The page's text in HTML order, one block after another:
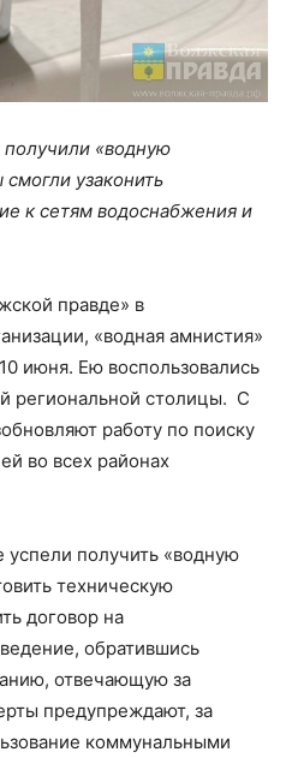
«водную
узаконить
к сетям водоснабжения и
правде» в
«водная амнистия»
июня. Ею воспользовались
региональной столицы. С
работу по поиску
во всех районах
получить «водную
техническую
договор на
обратившись
отвечающую за
предупреждают, за
коммунальными